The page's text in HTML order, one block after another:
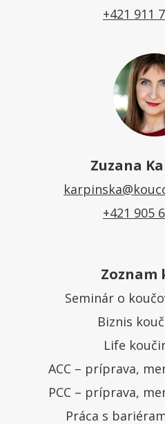
+421 911
Zuzana
+421 905
Zoznam
Seminár o
Biznis
Life
ACC – príprava,
PCC – príprava,
Práca s